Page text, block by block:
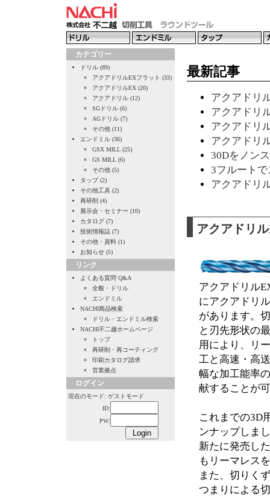
カテゴリー
ドリル (89)
アクアドリルEXフラット (33)
アクアドリルEX (20)
アクアドリル (12)
SGドリル (6)
AGドリル (7)
その他 (11)
エンドミル (36)
GSX MILL (25)
GS MILL (6)
その他 (5)
タップ (2)
その他工具 (2)
再研削 (4)
展示会・セミナー (10)
カタログ (7)
技術情報誌 (7)
その他・資料 (1)
お知らせ (5)
リンク
よくある質問 Q&A
全般・ドリル
エンドミル
NACHI商品検索
ドリル・エンドミル検索
NACHI不二越ホームページ
トップ
再研削・再コーティング
印刷カタログ請求
営業拠点
ログイン
現在のモード: ゲストモード
ID:
PW:
最新記事
アクアドリ
アクアドリ
アクアドリ
アクアドリ
30Dをノン
3フルート
アクアドリ
アクアドリ
アクアドリル
にアクアドリ
があります。
と刃先形状の
用により、リ
工と高速・高
幅な加工能率
献することが
これまでの3D
ンナップしま
新たに発売し
もリーマレス
また、切りく
つまりによる